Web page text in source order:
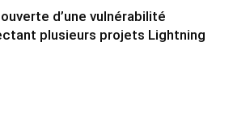
d’une vulnérabilité
plusieurs projets Lightning